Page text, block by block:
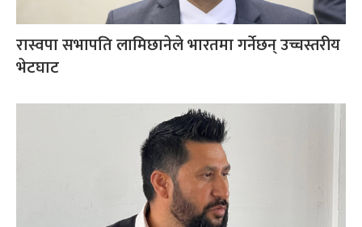
रास्वपा सभापति लामिछानेले भारतमा गर्नेछन् उच्चस्तरीय
भेटघाट